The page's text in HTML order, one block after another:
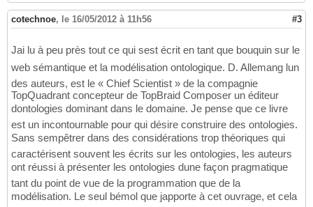
cotechnoe, le 16/05/2012 à 11h56 #3
Jai lu à peu près tout ce qui sest écrit en tant que bouquin sur le
web sémantique et la modélisation ontologique. D. Allemang lun
des auteurs, est le « Chief Scientist » de la compagnie
TopQuadrant concepteur de TopBraid Composer un éditeur
dontologies dominant dans le domaine. Je pense que ce livre
est un incontournable pour qui désire construire des ontologies.
Sans sempêtrer dans des considérations trop théoriques qui
caractérisent souvent les écrits sur les ontologies, les auteurs
ont réussi à présenter les ontologies dune façon pragmatique
tant du point de vue de la programmation que de la
modélisation. Le seul bémol que japporte à cet ouvrage, et cela